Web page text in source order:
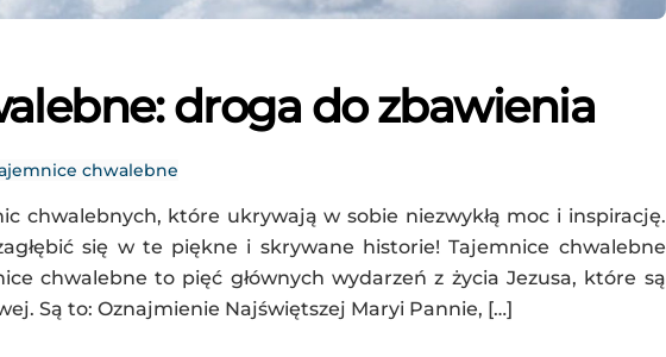
droga do zbawienia
chwalebne
chwalebnych, które ukrywają w sobie niezwykłą moc i inspirację.
się w te piękne i skrywane historie! Tajemnice chwalebne
chwalebne to pięć głównych wydarzeń z życia Jezusa, które są
Są to: Oznajmienie Najświętszej Maryi Pannie, […]